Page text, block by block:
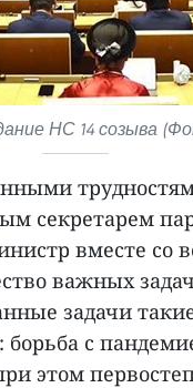
НС 14 созыва
секретарем
вместе со
важных
задачи
с
этом